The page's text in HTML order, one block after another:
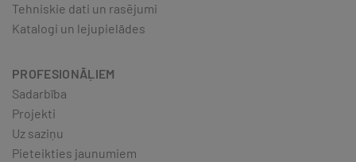
Tehniskie dati un rasējumi
Katalogi un lejupielādes
PROFESIONĀĻIEM
Sadarbība
Projekti
Uz saziņu
Pieteikties jaunumiem